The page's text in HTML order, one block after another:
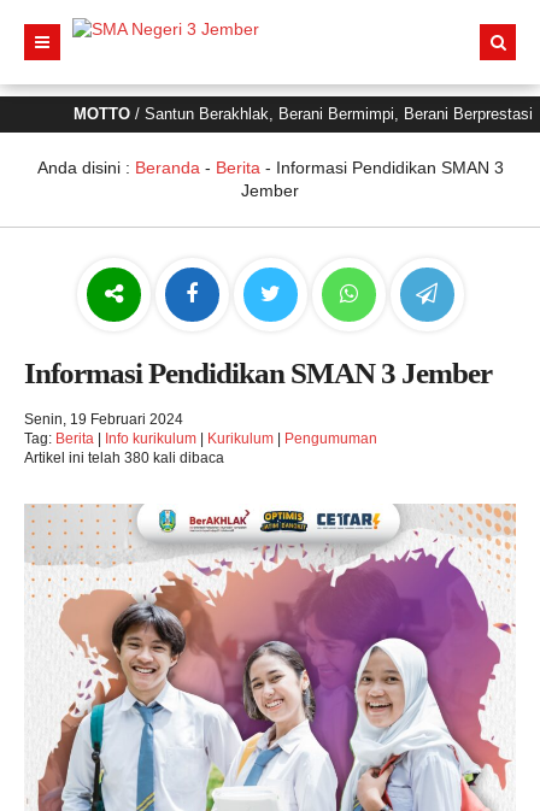
MOTTO/ Santun Berakhlak, Berani Bermimpi, Berani Berprestasi
Anda disini : Beranda - Berita - Informasi Pendidikan SMAN 3
Jember
Informasi Pendidikan SMAN 3 Jember
Senin, 19 Februari 2024
Tag: Berita Info kurikulum Kurikulum
Pengumuman
Artikel ini telah 380 kali dibaca